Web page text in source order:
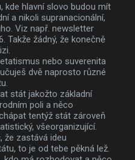
kde hlavní slovo budou mít
a nikoli supranacionální,
Viz např. newsletter
Takže žádný, že konečně
nebo suverenita
dvě naprosto různé
stát jakožto základní
poli a něco
tentýž stát zároveň
všeorganizující.
že zastává ideu
to je od tebe pěkná lež.